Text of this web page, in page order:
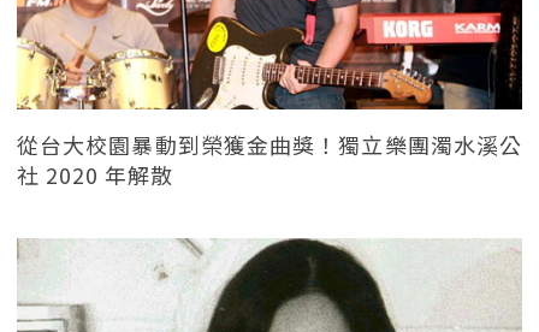
從台大校園暴動到榮獲金曲獎！獨立樂團濁水溪公
社 2020 年解散